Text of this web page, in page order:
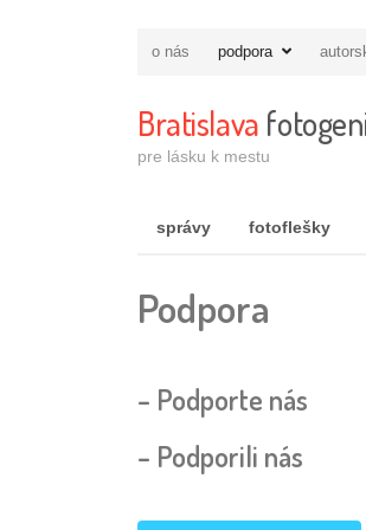
o nás podpora
Bratislava
pre lásku k mestu
správy fotoflešky
Podpora
– Podporte nás
– Podporili nás